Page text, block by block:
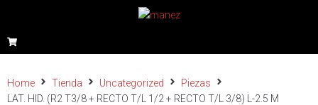
Home Tienda Uncategorized
Piezas
LAT. HID. (R2 T3/8 + RECTO T/L 1/2 + RECTO T/L 3/8) L-2.5 M